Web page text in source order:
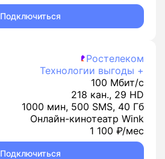
Подключиться
Ростелеком
Технологии выгоды +
100 Мбит/с
218 кан., 29 HD
1000 мин, 500 SMS, 40 Гб
Онлайн-кинотеатр Wink
1 100 ₽/мес
Подключиться